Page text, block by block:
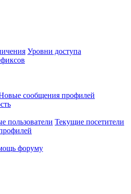
Уровни доступа
сообщения профилей
пользователи Текущие посетители
форуму